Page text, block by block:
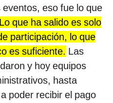
eso fue lo que
Lo que ha salido es solo
participación, lo que
es suficiente. Las
y hoy equipos
hasta
poder recibir el pago